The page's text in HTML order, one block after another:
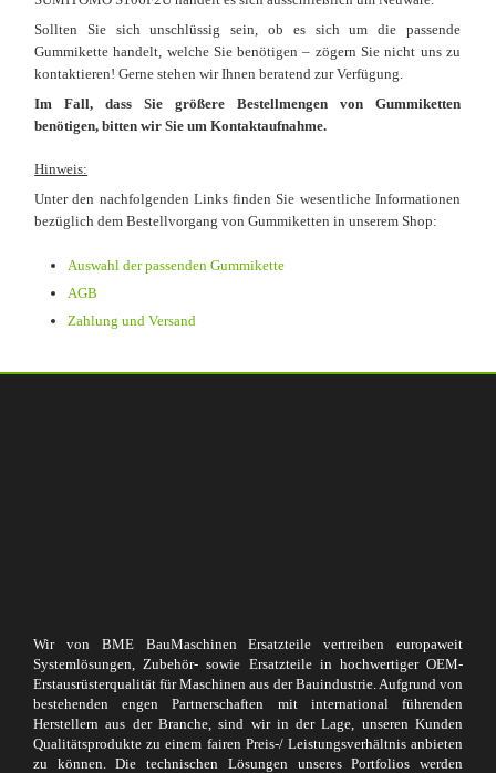
Sollten Sie sich unschlüssig sein, ob es sich um die passende
Gummikette handelt, welche Sie benötigen – zögern Sie nicht uns zu
kontaktieren! Gerne stehen wir Ihnen beratend zur Verfügung.
Im Fall, dass Sie größere Bestellmengen von Gummiketten
benötigen, bitten wir Sie um Kontaktaufnahme.
Hinweis:
Unter den nachfolgenden Links finden Sie wesentliche Informationen
bezüglich dem Bestellvorgang von Gummiketten in unserem Shop:
Auswahl der passenden Gummikette
AGB
Zahlung und Versand
Wir von BME BauMaschinen Ersatzteile vertreiben europaweit
Systemlösungen, Zubehör- sowie Ersatzteile in hochwertiger OEM-
Erstausrüsterqualität für Maschinen aus der Bauindustrie. Aufgrund von
bestehenden engen Partnerschaften mit international führenden
Herstellern aus der Branche, sind wir in der Lage, unseren Kunden
Qualitätsprodukte zu einem fairen Preis-/ Leistungsverhältnis anbieten
zu können. Die technischen Lösungen unseres Portfolios werden